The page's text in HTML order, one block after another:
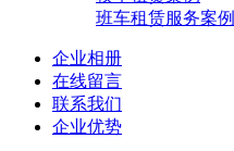
班车租赁服务案例
企业相册
在线留言
联系我们
企业优势